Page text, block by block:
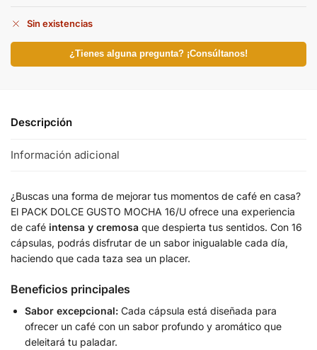
Sin existencias
¿Tienes alguna pregunta? ¡Consúltanos!
Descripción
Información adicional
¿Buscas una forma de mejorar tus momentos de café en casa?
El PACK DOLCE GUSTO MOCHA 16/U ofrece una experiencia
de café intensa y cremosa que despierta tus sentidos. Con 16
cápsulas, podrás disfrutar de un sabor inigualable cada día,
haciendo que cada taza sea un placer.
Beneficios principales
Sabor excepcional: Cada cápsula está diseñada para
ofrecer un café con un sabor profundo y aromático que
deleitará tu paladar.